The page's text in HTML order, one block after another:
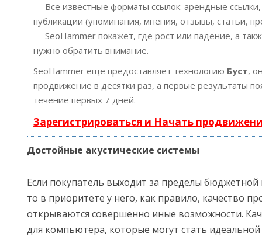
— Все известные форматы ссылок: арендные
публикации (упоминания, мнения, отзывы, статьи,
— SeoHammer покажет, где рост или падение, а
нужно обратить внимание.
SeoHammer еще предоставляет технологию Буст,
продвижение в десятки раз, а первые результаты
течение первых 7 дней.
Зарегистрироваться и Начать
Достойные акустические системы
Если покупатель выходит за пределы
то в приоритете у него, как правило, качество
открываются совершенно иные возможности.
для компьютера, которые могут стать